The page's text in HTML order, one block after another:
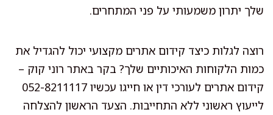
שלך יתרון משמעותי על פני המתחרים.
רוצה לגלות כיצד קידום אתרים מקצועי יכול להגדיל את
כמות הלקוחות האיכותיים שלך? בקר באתר רוני קוק –
קידום אתרים לעורכי דין או חייגו עכשיו 052-8211117
לייעוץ ראשוני ללא התחייבות. הצעד הראשון להצלחה